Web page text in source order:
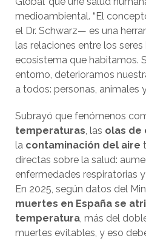
medioambiental. “El
el Dr. Schwarz— es una
las relaciones entre los
ecosistema que habitamos.
entorno, deterioramos
a todos: personas, animales
Subrayó que fenómenos
temperaturas, las olas de
la contaminación del aire
directas sobre la salud:
enfermedades respiratorias
En 2025, según datos del
muertes en España se
temperatura, más del
muertes evitables, y eso